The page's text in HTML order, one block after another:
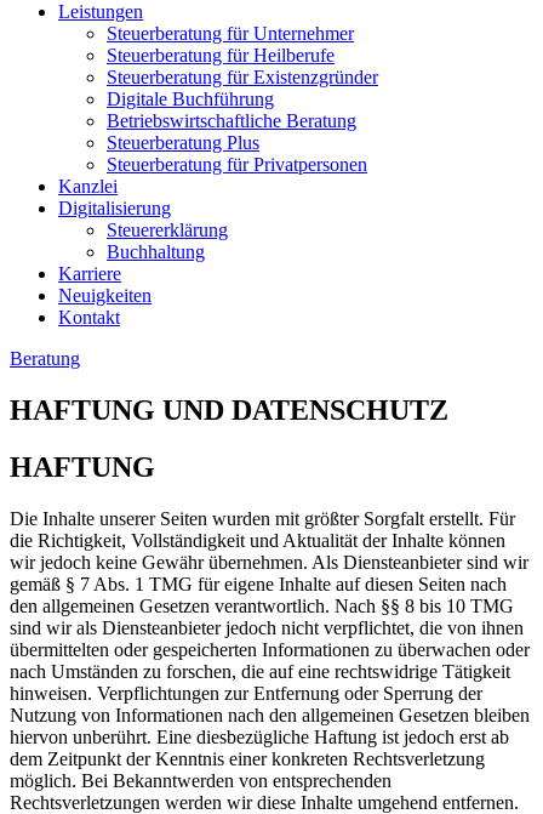
Leistungen
Steuerberatung für Unternehmer
Steuerberatung für Heilberufe
Steuerberatung für Existenzgründer
Digitale Buchführung
Betriebswirtschaftliche Beratung
Steuerberatung Plus
Steuerberatung für Privatpersonen
Kanzlei
Digitalisierung
Steuererklärung
Buchhaltung
Karriere
Neuigkeiten
Kontakt
Beratung
HAFTUNG UND DATENSCHUTZ
HAFTUNG
Die Inhalte unserer Seiten wurden mit größter Sorgfalt erstellt. Für
die Richtigkeit, Vollständigkeit und Aktualität der Inhalte können
wir jedoch keine Gewähr übernehmen. Als Diensteanbieter sind wir
gemäß § 7 Abs. 1 TMG für eigene Inhalte auf diesen Seiten nach
den allgemeinen Gesetzen verantwortlich. Nach §§ 8 bis 10 TMG
sind wir als Diensteanbieter jedoch nicht verpflichtet, die von ihnen
übermittelten oder gespeicherten Informationen zu überwachen oder
nach Umständen zu forschen, die auf eine rechtswidrige Tätigkeit
hinweisen. Verpflichtungen zur Entfernung oder Sperrung der
Nutzung von Informationen nach den allgemeinen Gesetzen bleiben
hiervon unberührt. Eine diesbezügliche Haftung ist jedoch erst ab
dem Zeitpunkt der Kenntnis einer konkreten Rechtsverletzung
möglich. Bei Bekanntwerden von entsprechenden
Rechtsverletzungen werden wir diese Inhalte umgehend entfernen.